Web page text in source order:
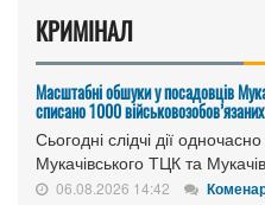
КРИМІНАЛ
Масштабні обшуки у посадовців
списано 1000 військовозобов’язаних
Сьогодні слідчі дії
Мукачівського ТЦК та
06.08.2026 14:42